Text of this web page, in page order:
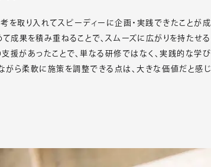
を取り入れてスピーディーに企画・実践できたことが成
成果を積み重ねることで、スムーズに広がりを持たせる
援があったことで、単なる研修ではなく、実践的な学び
がら柔軟に施策を調整できる点は、大きな価値だと感じ